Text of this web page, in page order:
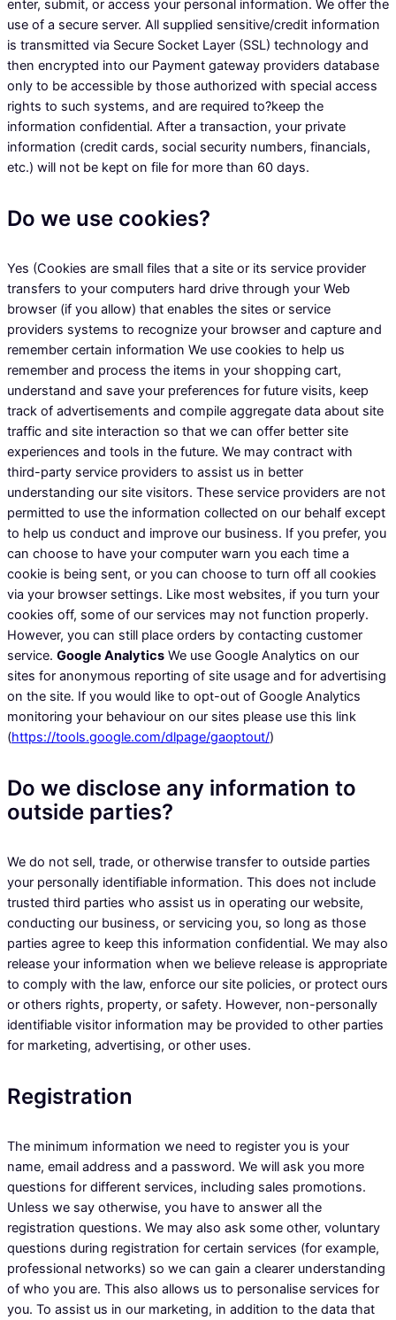
enter, submit, or access your personal information. We offer the
use of a secure server. All supplied sensitive/credit information
is transmitted via Secure Socket Layer (SSL) technology and
then encrypted into our Payment gateway providers database
only to be accessible by those authorized with special access
rights to such systems, and are required to?keep the
information confidential. After a transaction, your private
information (credit cards, social security numbers, financials,
etc.) will not be kept on file for more than 60 days.
Do we use cookies?
Yes (Cookies are small files that a site or its service provider
transfers to your computers hard drive through your Web
browser (if you allow) that enables the sites or service
providers systems to recognize your browser and capture and
remember certain information We use cookies to help us
remember and process the items in your shopping cart,
understand and save your preferences for future visits, keep
track of advertisements and compile aggregate data about site
traffic and site interaction so that we can offer better site
experiences and tools in the future. We may contract with
third-party service providers to assist us in better
understanding our site visitors. These service providers are not
permitted to use the information collected on our behalf except
to help us conduct and improve our business. If you prefer, you
can choose to have your computer warn you each time a
cookie is being sent, or you can choose to turn off all cookies
via your browser settings. Like most websites, if you turn your
cookies off, some of our services may not function properly.
However, you can still place orders by contacting customer
service. Google Analytics We use Google Analytics on our
sites for anonymous reporting of site usage and for advertising
on the site. If you would like to opt-out of Google Analytics
monitoring your behaviour on our sites please use this link
(https://tools.google.com/dlpage/gaoptout/)
Do we disclose any information to
outside parties?
We do not sell, trade, or otherwise transfer to outside parties
your personally identifiable information. This does not include
trusted third parties who assist us in operating our website,
conducting our business, or servicing you, so long as those
parties agree to keep this information confidential. We may also
release your information when we believe release is appropriate
to comply with the law, enforce our site policies, or protect ours
or others rights, property, or safety. However, non-personally
identifiable visitor information may be provided to other parties
for marketing, advertising, or other uses.
Registration
The minimum information we need to register you is your
name, email address and a password. We will ask you more
questions for different services, including sales promotions.
Unless we say otherwise, you have to answer all the
registration questions. We may also ask some other, voluntary
questions during registration for certain services (for example,
professional networks) so we can gain a clearer understanding
of who you are. This also allows us to personalise services for
you. To assist us in our marketing, in addition to the data that